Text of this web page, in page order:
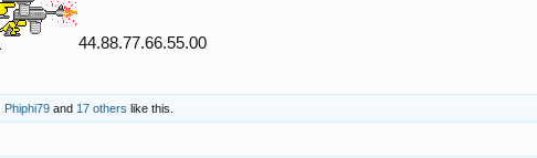
44.88.77.66.55.00
Phiphi79 and 17 others like this.